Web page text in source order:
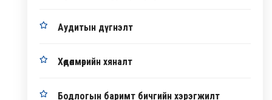
Аудитын дүгнэлт
Хөдөлмөрийн хяналт
Бодлогын баримт бичгийн хэрэгжилт